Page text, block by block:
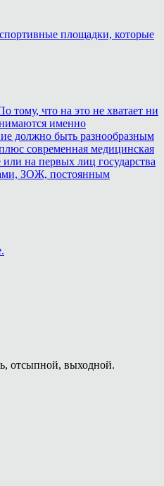
площадки, которые
тому, что на это не хватает ни
именно
должно быть разнообразным
современная медицинская
на первых лиц государства
ЗОЖ, постоянным
отсыпной, выходной.